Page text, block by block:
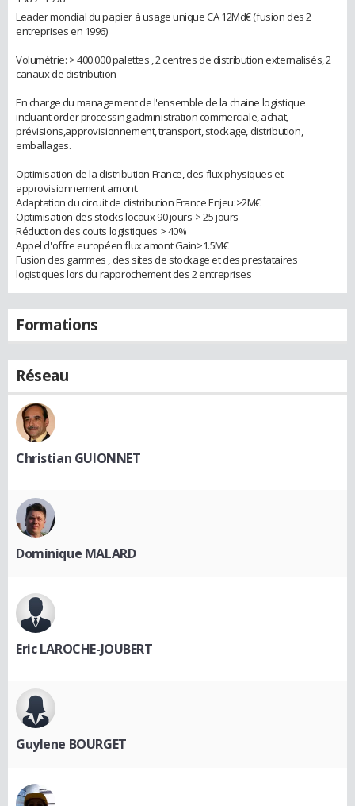
Leader mondial du papier à usage unique CA 12Md€ (fusion des 2
entreprises en 1996)
Volumétrie: > 400.000 palettes , 2 centres de distribution externalisés, 2
canaux de distribution
En charge du management de l'ensemble de la chaine logistique
incluant order processing,administration commerciale, achat,
prévisions,approvisionnement, transport, stockage, distribution,
emballages.
Optimisation de la distribution France, des flux physiques et
approvisionnement amont.
Adaptation du circuit de distribution France Enjeu:>2M€
Optimisation des stocks locaux 90 jours-> 25 jours
Réduction des couts logistiques > 40%
Appel d'offre européen flux amont Gain>1.5M€
Fusion des gammes , des sites de stockage et des prestataires
logistiques lors du rapprochement des 2 entreprises
Formations
Réseau
Christian GUIONNET
Dominique MALARD
Eric LAROCHE-JOUBERT
Guylene BOURGET